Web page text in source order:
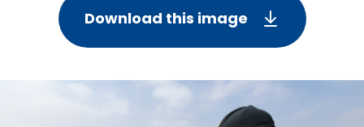
Download this image